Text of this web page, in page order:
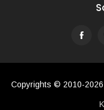
Copyrights © 2010-